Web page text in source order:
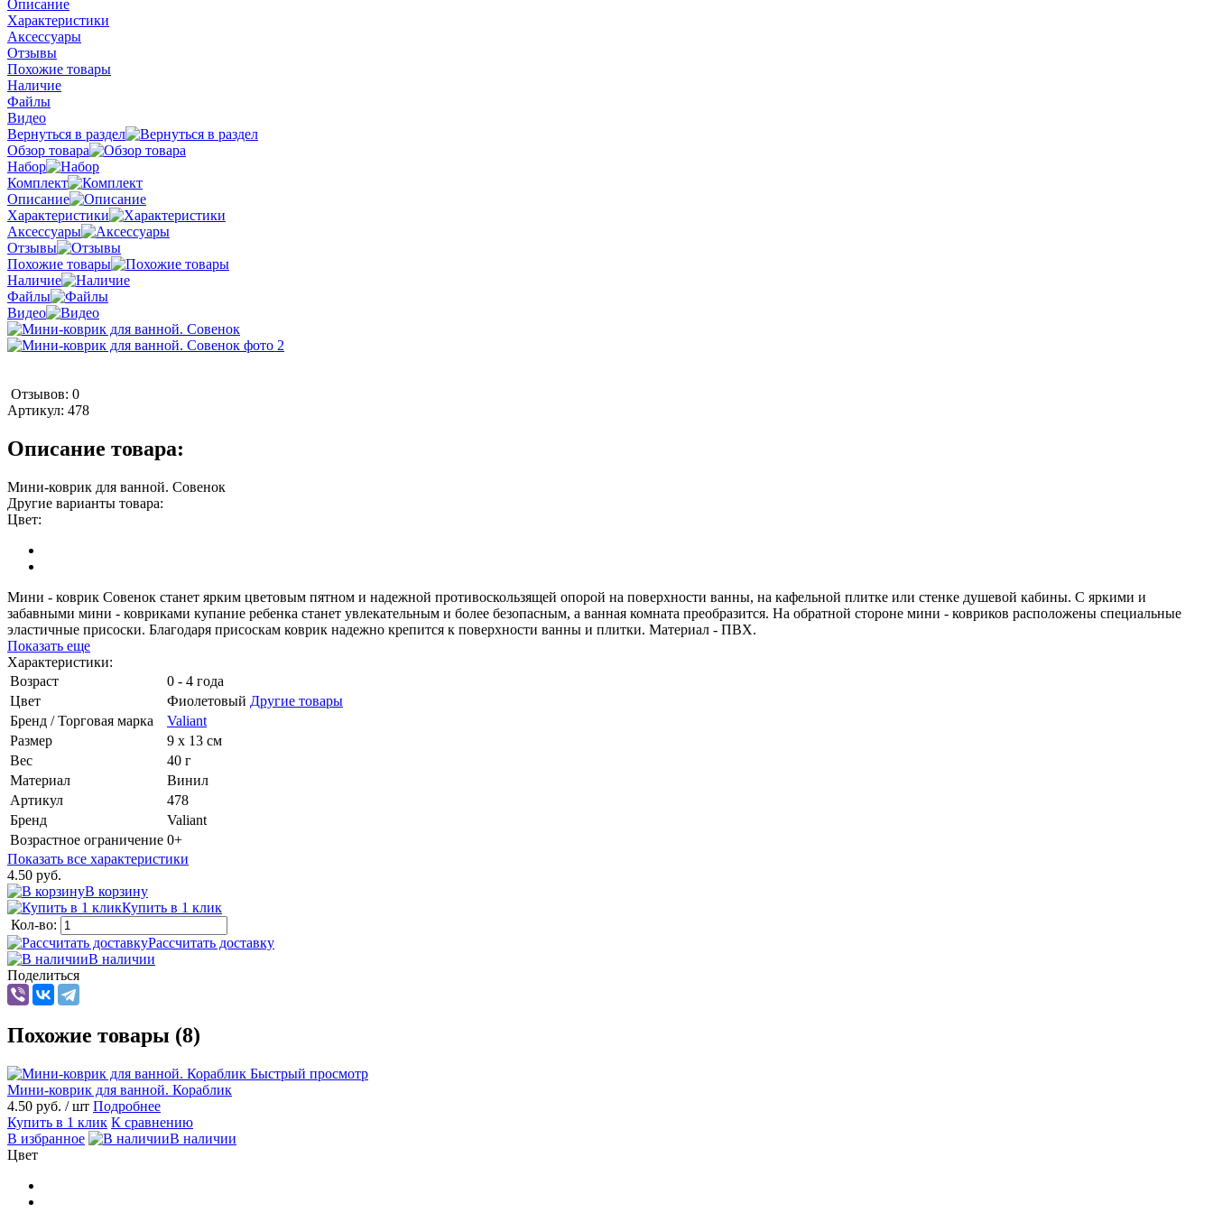
Описание
Характеристики
Аксессуары
Отзывы
Похожие товары
Наличие
Файлы
Видео
Вернуться в раздел
Обзор товара
Набор
Комплект
Описание
Характеристики
Аксессуары
Отзывы
Похожие товары
Наличие
Файлы
Видео
Отзывов: 0
Артикул: 478
Описание товара:
Мини-коврик для ванной. Совенок
Другие варианты товара:
Цвет:
Мини - коврик Совенок станет ярким цветовым пятном и надежной противоскользящей опорой на поверхности ванны, на кафельной плитке или стенке душевой кабины. С яркими и
забавными мини - ковриками купание ребенка станет увлекательным и более безопасным, а ванная комната преобразится. На обратной стороне мини - ковриков расположены специальные
эластичные присоски. Благодаря присоскам коврик надежно крепится к поверхности ванны и плитки. Материал - ПВХ.
Показать еще
Характеристики:
Возраст
0 - 4 года
Цвет
Фиолетовый Другие товары
Бренд / Торговая марка
Valiant
Размер
9 х 13 см
Вес
40 г
Материал
Винил
Артикул
478
Бренд
Valiant
Возрастное ограничение 0+
Показать все характеристики
4.50 руб.
В корзину
Купить в 1 клик
Кол-во:
Рассчитать доставку
В наличии
Поделиться
Похожие товары (8)
Быстрый просмотр
Мини-коврик для ванной. Кораблик
4.50 руб. / шт Подробнее
Купить в 1 клик К сравнению
В избранное
В наличии
Цвет